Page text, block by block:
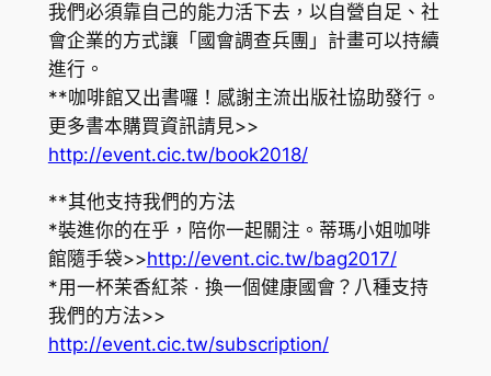
我們必須靠自己的能力活下去，以自營自足、社
會企業的方式讓「國會調查兵團」計畫可以持續
進行。
**咖啡館又出書囉！感謝主流出版社協助發行。
更多書本購買資訊請見>>
http://event.cic.tw/book2018/
**其他支持我們的方法
*裝進你的在乎，陪你一起關注。蒂瑪小姐咖啡
館隨手袋>>http://event.cic.tw/bag2017/
*用一杯茉香紅茶 · 換一個健康國會？八種支持
我們的方法>>
http://event.cic.tw/subscription/